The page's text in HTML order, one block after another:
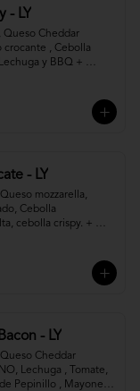
- LY
Queso Cheddar
crocante , Cebolla
y BBQ +
- LY
mozzarella,
Cebolla
cebolla crispy. +
- LY
Cheddar
Lechuga , Tomate,
Pepinillo , Mayonesa